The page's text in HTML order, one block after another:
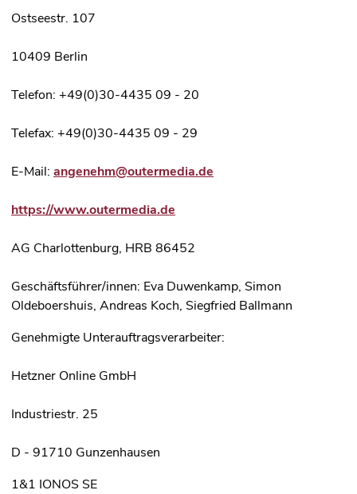
Ostseestr. 107
10409 Berlin
Telefon: +49(0)30-4435 09 - 20
Telefax: +49(0)30-4435 09 - 29
E-Mail: angenehm@outermedia.de
https://www.outermedia.de
AG Charlottenburg, HRB 86452
Geschäftsführer/innen: Eva Duwenkamp, Simon
Oldeboershuis, Andreas Koch, Siegfried Ballmann
Genehmigte Unterauftragsverarbeiter:
Hetzner Online GmbH
Industriestr. 25
D - 91710 Gunzenhausen
1&1 IONOS SE